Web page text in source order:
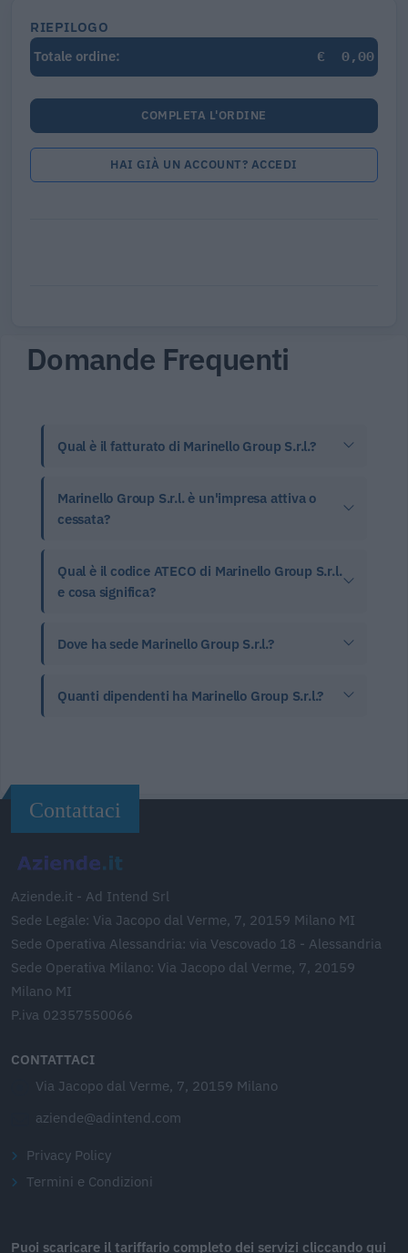
RIEPILOGO
Totale ordine:
€ 0,00
COMPLETA L'ORDINE
HAI GIÀ UN ACCOUNT? ACCEDI
Domande Frequenti
Qual è il fatturato di Marinello Group S.r.l.?
Marinello Group S.r.l. è un'impresa attiva o
cessata?
Qual è il codice ATECO di Marinello Group S.r.l.
e cosa significa?
Dove ha sede Marinello Group S.r.l.?
Quanti dipendenti ha Marinello Group S.r.l.?
Contattaci
Aziende.it - Ad Intend Srl
Sede Legale: Via Jacopo dal Verme, 7, 20159 Milano MI
Sede Operativa Alessandria: via Vescovado 18 - Alessandria
Sede Operativa Milano: Via Jacopo dal Verme, 7, 20159
Milano MI
P.iva 02357550066
CONTATTACI
Via Jacopo dal Verme, 7, 20159 Milano
aziende@adintend.com
Privacy Policy
Termini e Condizioni
Puoi scaricare il tariffario completo dei servizi cliccando qui